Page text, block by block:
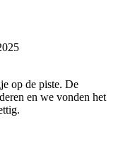
op de piste. De
en we vonden het